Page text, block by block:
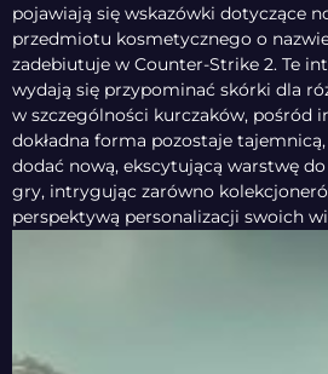
pojawiają się wskazówki dotyczące
przedmiotu kosmetycznego o
zadebiutuje w Counter-Strike 2. Te
wydają się przypominać skórki dla
w szczególności kurczaków, pośród
dokładna forma pozostaje
dodać nową, ekscytującą warstwę
gry, intrygując zarówno
perspektywą personalizacji swoich